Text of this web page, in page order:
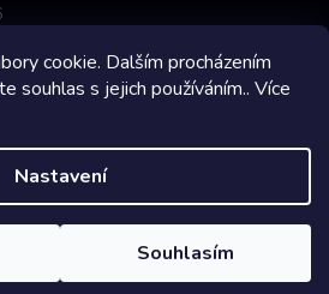
cookie. Dalším procházením
souhlas s jejich používáním.. Více
Nastavení
Souhlasím
www.fb.co
. Všechna práva vyhrazena.
s ❤️ vyšperkovaloComerto